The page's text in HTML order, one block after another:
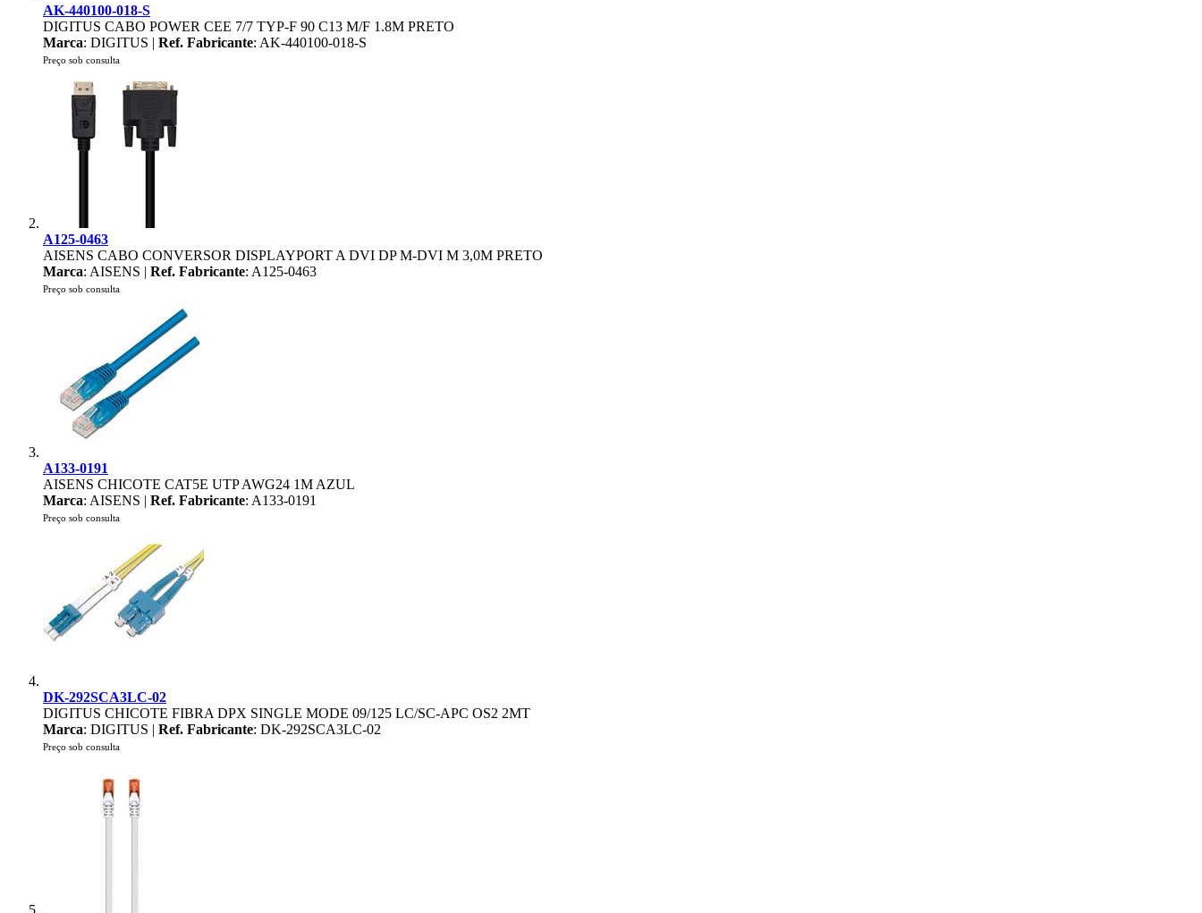
AK-440100-018-S
DIGITUS CABO POWER CEE 7/7 TYP-F 90 C13 M/F 1.8M PRETO
Marca: DIGITUS | Ref. Fabricante: AK-440100-018-S
Preço sob consulta
A125-0463
AISENS CABO CONVERSOR DISPLAYPORT A DVI DP M-DVI M 3,0M PRETO
Marca: AISENS | Ref. Fabricante: A125-0463
Preço sob consulta
A133-0191
AISENS CHICOTE CAT5E UTP AWG24 1M AZUL
Marca: AISENS | Ref. Fabricante: A133-0191
Preço sob consulta
DK-292SCA3LC-02
DIGITUS CHICOTE FIBRA DPX SINGLE MODE 09/125 LC/SC-APC OS2 2MT
Marca: DIGITUS | Ref. Fabricante: DK-292SCA3LC-02
Preço sob consulta